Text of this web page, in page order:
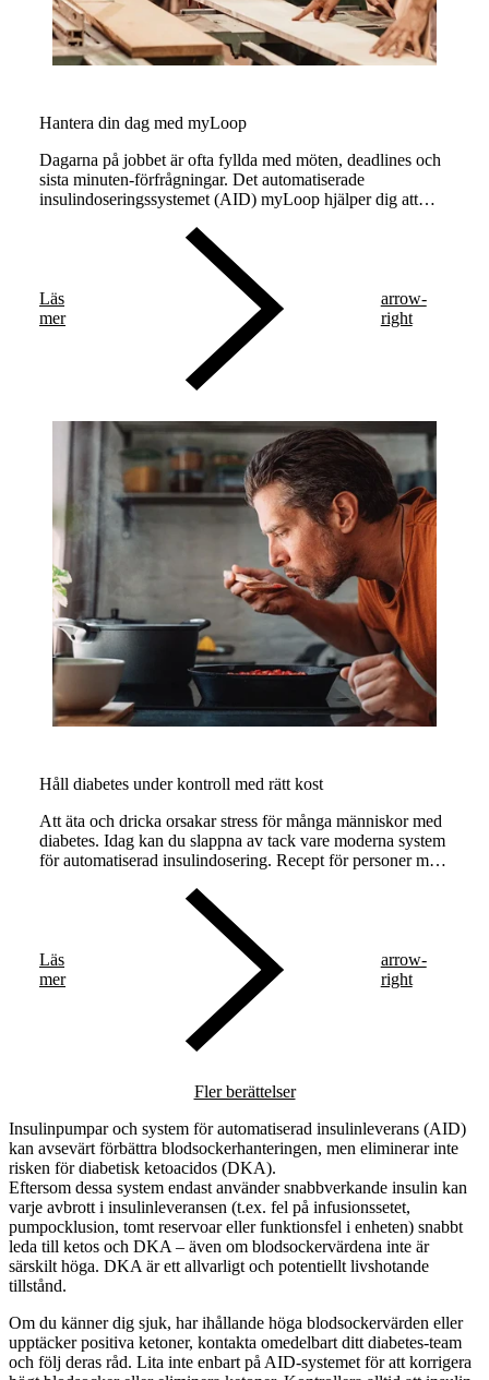
Hantera din dag med myLoop
Dagarna på jobbet är ofta fyllda med möten, deadlines och
sista minuten-förfrågningar. Det automatiserade
insulindoseringssystemet (AID) myLoop hjälper dig att
Läs
mer
arrow-
right
Håll diabetes under kontroll med rätt kost
Att äta och dricka orsakar stress för många människor med
diabetes. Idag kan du slappna av tack vare moderna system
för automatiserad insulindosering. Recept för personer med
Läs
mer
arrow-
right
Fler berättelser
Insulinpumpar och system för automatiserad insulinleverans (AID)
kan avsevärt förbättra blodsockerhanteringen, men eliminerar inte
risken för diabetisk ketoacidos (DKA).
Eftersom dessa system endast använder snabbverkande insulin kan
varje avbrott i insulinleveransen (t.ex. fel på infusionssetet,
pumpocklusion, tomt reservoar eller funktionsfel i enheten) snabbt
leda till ketos och DKA – även om blodsockervärdena inte är
särskilt höga. DKA är ett allvarligt och potentiellt livshotande
tillstånd.
Om du känner dig sjuk, har ihållande höga blodsockervärden eller
upptäcker positiva ketoner, kontakta omedelbart ditt diabetes-team
och följ deras råd. Lita inte enbart på AID-systemet för att korrigera